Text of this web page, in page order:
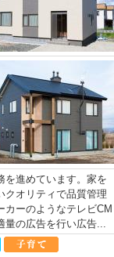
を進めています。家を
クオリティで品質管理
カーのようなテレビCM
量の広告を行い広告...